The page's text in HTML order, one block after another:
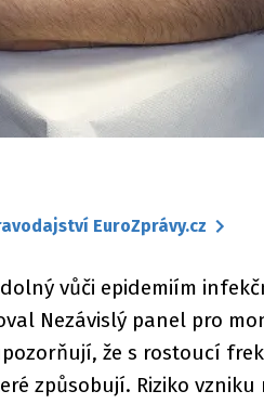
EuroZprávy.cz
vůči epidemiím
Nezávislý panel pro
že s rostoucí
způsobují. Riziko